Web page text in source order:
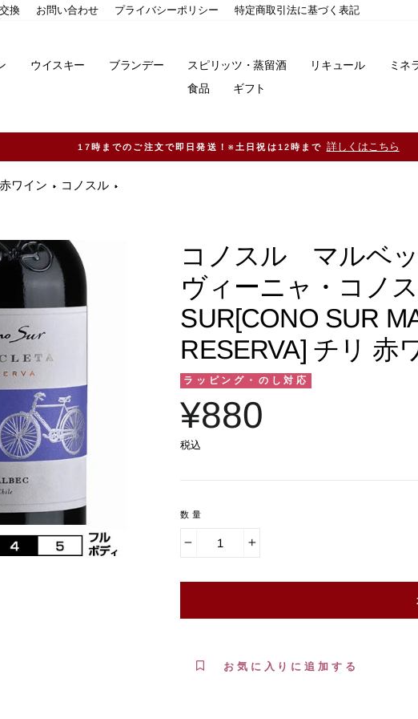
換 お問い合わせ プライバシーポリシー 特定商取引法に基づく表記
ウイスキー ブランデー スピリッツ・蒸留酒 リキュール ミネ
食品
ギフト
11,000円（税込）以上ご購入で送料無料！※一部地域除く
赤ワイン コノスル
コノスル マルベ
ヴィーニャ・コノ
SUR[CONO SUR
RESERVA] チリ 赤
ラッピング・のし対応
¥880
税込
数量
お気に入りに追加する